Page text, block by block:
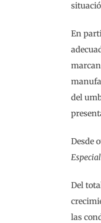
En
del
Desde
Del
las